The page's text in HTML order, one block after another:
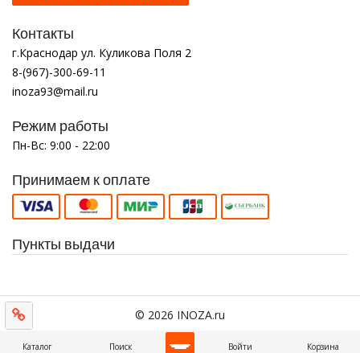
Контакты
г.Краснодар ул. Куликова Поля 2
8-(967)-300-69-11
inoza93@mail.ru
Режим работы
Пн-Вс: 9:00 - 22:00
Принимаем к оплате
Пункты выдачи
© 2026 INOZA.ru